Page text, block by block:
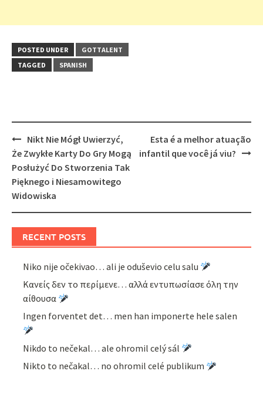
POSTED UNDER
GOTTALENT
TAGGED
SPANISH
Post
navigation
Nikt Nie Mógł Uwierzyć,
Że Zwykłe Karty Do Gry Mogą
Posłużyć Do Stworzenia Tak
Pięknego i Niesamowitego
Widowiska
Esta é a melhor atuação
infantil que você já viu?
RECENT POSTS
Niko nije očekivao… ali je oduševio celu salu
Κανείς δεν το περίμενε… αλλά εντυπωσίασε όλη την
αίθουσα
Ingen forventet det… men han imponerte hele salen
Nikdo to nečekal… ale ohromil celý sál
Nikto to nečakal… no ohromil celé publikum